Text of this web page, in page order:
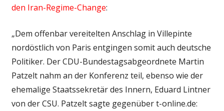
den Iran-Regime-Change:
„Dem offenbar vereitelten Anschlag in Villepinte
nordöstlich von Paris entgingen somit auch deutsche
Politiker. Der CDU-Bundestagsabgeordnete Martin
Patzelt nahm an der Konferenz teil, ebenso wie der
ehemalige Staatssekretär des Innern, Eduard Lintner
von der CSU. Patzelt sagte gegenüber t-online.de: